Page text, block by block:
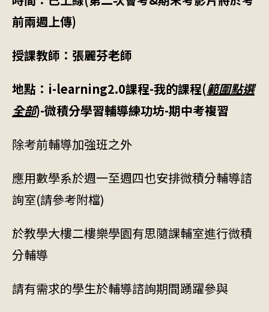
前兩週上傳)
授課教師：張麗芬老師
地點：i-learning2.0課程-我的課程(範圍點選
全部)-微積分學習輔導練功坊-期中考複習
除考前輔導加強班之外
應用數學系於週一至週四也安排微積分輔導諮
詢室(請參考附檔)
於教學大樓二樓樂學園有思隨課輔室進行微積
分輔導
請有需求的學生於輔導諮詢期間踴躍參與